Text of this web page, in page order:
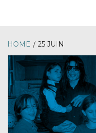
HOME 25 JUIN